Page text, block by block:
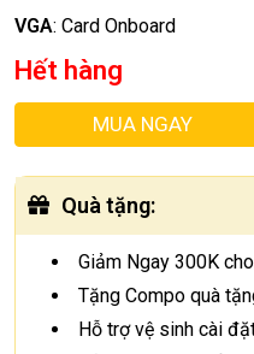
VGA: Card Onboard
Hết hàng
MUA NGAY
Quà tặng:
Giảm Ngay 300K
Tặng Compo quà
Hỗ trợ vệ sinh cài